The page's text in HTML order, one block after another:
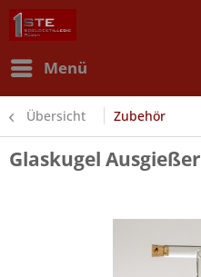
Menü
Übersicht Zubehör
Glaskugel Ausgießer